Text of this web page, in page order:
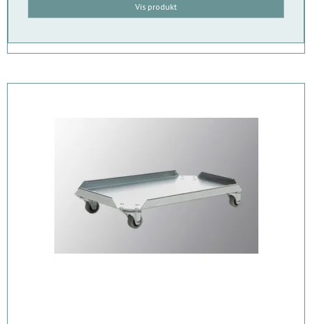
Vis produkt